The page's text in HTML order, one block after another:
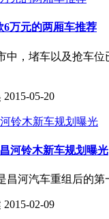
6万元的两厢车推荐
中，堵车以及抢车
2015-05-20
河铃木新车规划曝光
昌河汽车重组后的
2015-02-09